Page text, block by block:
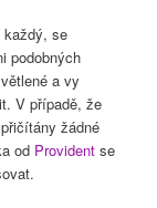
každý, se
podobných
a vy
V případě, že
žádné
od Provident se